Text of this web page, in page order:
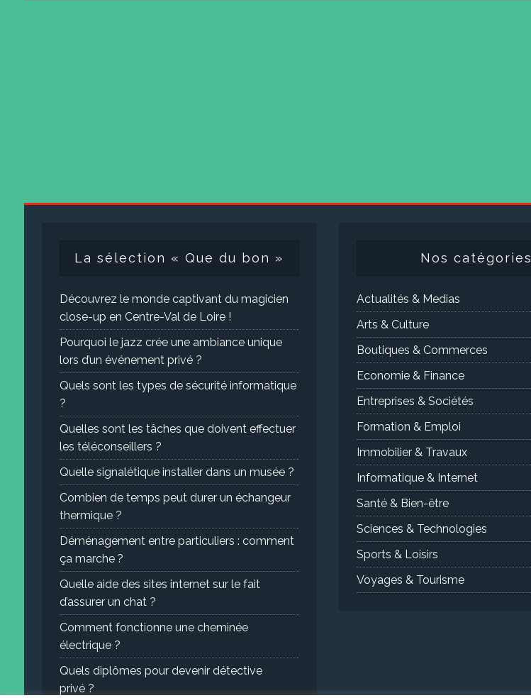
La sélection « Que du bon »
Découvrez le monde captivant du magicien
close-up en Centre-Val de Loire !
Pourquoi le jazz crée une ambiance unique
lors d’un événement privé ?
Quels sont les types de sécurité informatique
?
Quelles sont les tâches que doivent effectuer
les téléconseillers ?
Quelle signalétique installer dans un musée ?
Combien de temps peut durer un échangeur
thermique ?
Déménagement entre particuliers : comment
ça marche ?
Quelle aide des sites internet sur le fait
d’assurer un chat ?
Comment fonctionne une cheminée
électrique ?
Quels diplômes pour devenir détective
privé ?
Nos catégories
Actualités & Medias
Arts & Culture
Boutiques & Commerces
Economie & Finance
Entreprises & Sociétés
Formation & Emploi
Immobilier & Travaux
Informatique & Internet
Santé & Bien-être
Sciences & Technologies
Sports & Loisirs
Voyages & Tourisme